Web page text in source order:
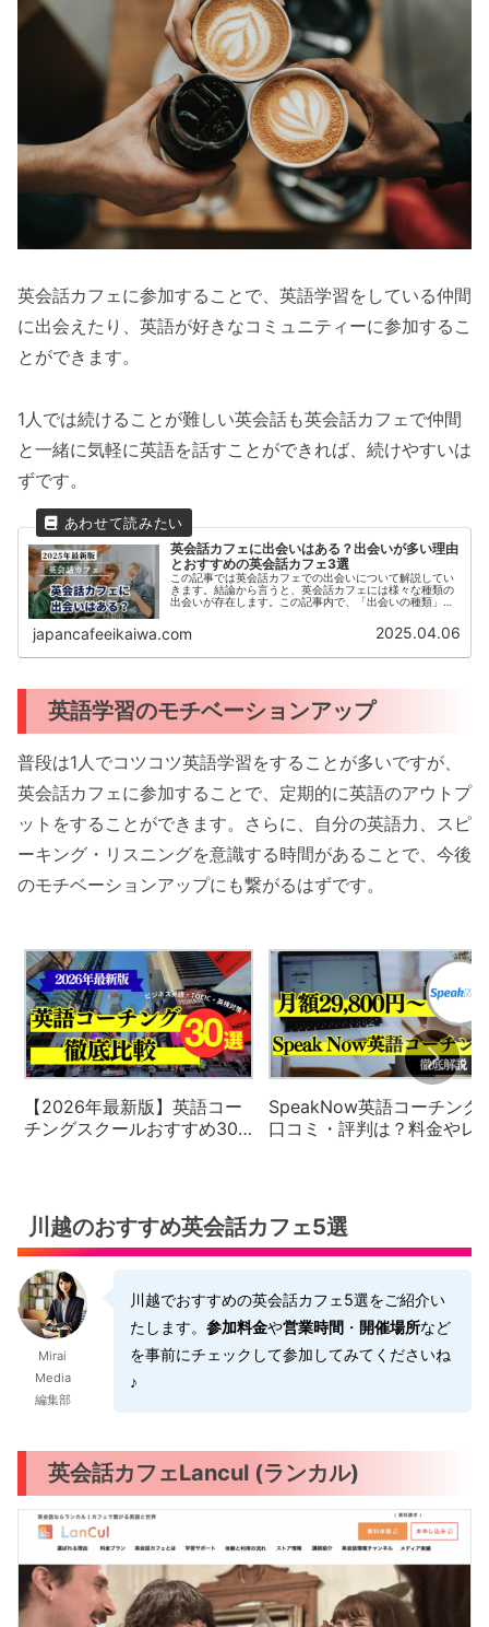
英会話カフェに参加することで、英語学習をしている仲間
に出会えたり、英語が好きなコミュニティーに参加するこ
とができます。
1人では続けることが難しい英会話も英会話カフェで仲間
と一緒に気軽に英語を話すことができれば、続けやすいは
ずです。
英会話カフェに出会いはある？出会いが多い理由
とおすすめの英会話カフェ3選
この記事では英会話カフェでの出会いについて解説してい
きます。結論から言うと、英会話カフェには様々な種類の
出会いが存在します。この記事内で、「出会いの種類」と
japancafeeikaiwa.com 2025.04.06
英語学習のモチベーションアップ
普段は1人でコツコツ英語学習をすることが多いですが、
英会話カフェに参加することで、定期的に英語のアウトプ
ットをすることができます。さらに、自分の英語力、スピ
ーキング・リスニングを意識する時間があることで、今後
のモチベーションアップにも繋がるはずです。
【2026年最新版】英語コー
チングスクールおすすめ30
SpeakNow英語コーチング
口コミ・評判は？料金やレ
川越のおすすめ英会話カフェ5選
Mirai
Media
編集部
川越でおすすめの英会話カフェ5選をご紹介い
たします。参加料金や営業時間 ・ 開催場所など
を事前にチェックして参加してみてくださいね
♪
英会話カフェLancul (ランカル)